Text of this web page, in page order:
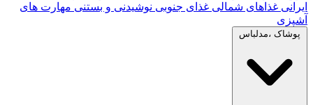
ایرانی غذاهای شمالی غذای جنوبی نوشیدنی و بستنی مهارت های
آشپزی
پوشاک ،مدلباس